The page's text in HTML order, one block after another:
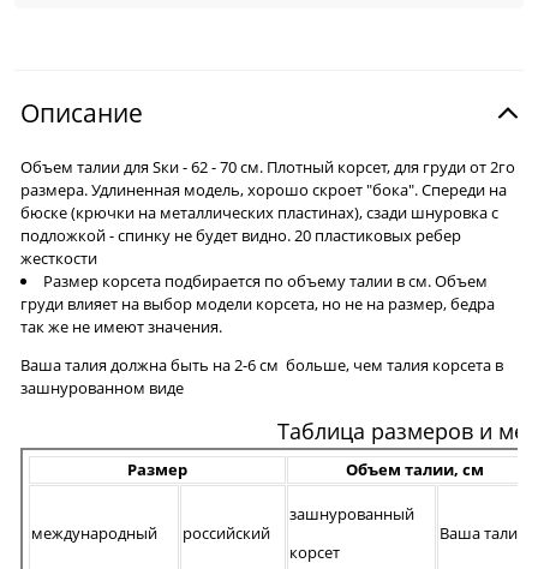
Описание
Объем талии для Sки - 62 - 70 см. Плотный корсет, для груди от 2го
размера. Удлиненная модель, хорошо скроет "бока". Спереди на
бюске (крючки на металлических пластинах), сзади шнуровка с
подложкой - спинку не будет видно. 20 пластиковых ребер
жесткости
Размер корсета подбирается по объему талии в см. Объем
груди влияет на выбор модели корсета, но не на размер, бедра
так же не имеют значения.
Ваша талия должна быть на 2-6 см больше, чем талия корсета в
зашнурованном виде
Таблица размеров и
Размер Объем талии, см
международный российский
зашнурованный
корсет
Ваша талия